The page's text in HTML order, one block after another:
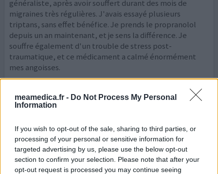
meamedica.fr - Do Not Process My Personal
Information
If you wish to opt-out of the sale, sharing to third parties, or
processing of your personal or sensitive information for
targeted advertising by us, please use the below opt-out
section to confirm your selection. Please note that after your
opt-out request is processed you may continue seeing
généraliste, après avoir souffert durant des mois de
migraines très régulières. J'avais essayé plusieurs
triptans, sans effet bénéfice. Je prends le propranolol
depuis un an maintenant, et je sens la différence. Je
souffre également d'un trouble de stress post-
traumatique, et ce médicament a calmé énormément
mes angoisses.
0 réactions
Propranolol
26/04/2019 | Femme | 48
propranolol (40mg)
Trouble stress post-traumatique